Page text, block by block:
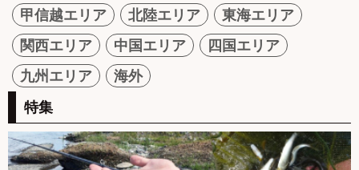
甲信越エリア
北陸エリア
東海エリア
関西エリア
中国エリア
四国エリア
九州エリア
海外
特集